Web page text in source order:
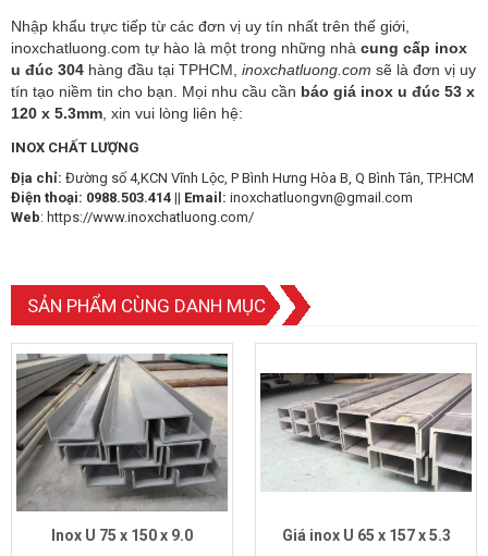
Nhập khẩu trực tiếp từ các đơn vị uy tín nhất trên thế giới,
inoxchatluong.com tự hào là một trong những nhà cung cấp inox
u đúc 304 hàng đầu tại TPHCM, inoxchatluong.com sẽ là đơn vị uy
tín tạo niềm tin cho bạn. Mọi nhu cầu cần báo giá inox u đúc 53 x
120 x 5.3mm , xin vui lòng liên hệ:
INOX CHẤT LƯỢNG
Địa chỉ: Đường số 4,KCN Vĩnh Lộc, P Bình Hưng Hòa B, Q Bình Tân, TP.HCM
Điện thoại: 0988.503.414 || Email: inoxchatluongvn@gmail.com
Web: https://www.inoxchatluong.com/
SẢN PHẨM CÙNG DANH MỤC
Inox U 75 x 150 x 9.0 Giá inox U 65 x 157 x 5.3